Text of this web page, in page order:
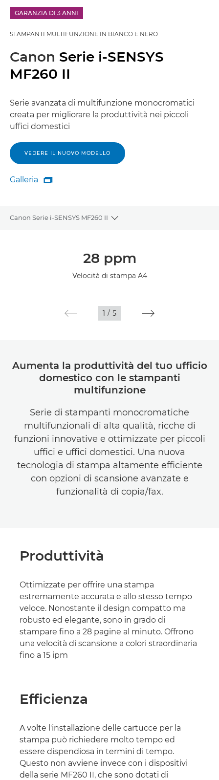
GARANZIA DI 3 ANNI
STAMPANTI MULTIFUNZIONE IN BIANCO E NERO
Canon Serie i-SENSYS
MF260 II
Serie avanzata di multifunzione monocromatici
creata per migliorare la produttività nei piccoli
uffici domestici
VEDERE IL NUOVO MODELLO
Galleria
Galleria

Canon Serie i-SENSYS MF260 II
Toggle breadcrumbs
28 ppm
Velocità di stampa A4
1 / 5
Aumenta la produttività del tuo ufficio
domestico con le stampanti
multifunzione
Serie di stampanti monocromatiche
multifunzionali di alta qualità, ricche di
funzioni innovative e ottimizzate per piccoli
uffici e uffici domestici. Una nuova
tecnologia di stampa altamente efficiente
con opzioni di scansione avanzate e
funzionalità di copia/fax.
Produttività
Ottimizzate per offrire una stampa
estremamente accurata e allo stesso tempo
veloce. Nonostante il design compatto ma
robusto ed elegante, sono in grado di
stampare fino a 28 pagine al minuto. Offrono
una velocità di scansione a colori straordinaria
fino a 15 ipm
Efficienza
A volte l'installazione delle cartucce per la
stampa può richiedere molto tempo ed
essere dispendiosa in termini di tempo.
Questo non avviene invece con i dispositivi
della serie MF260 II, che sono dotati di